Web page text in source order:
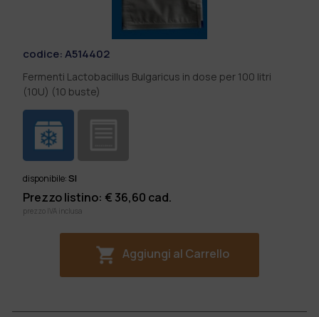
codice:A514402
Fermenti Lactobacillus Bulgaricus in dose per 100 litri
(10U) (10 buste)
disponibile:SI
Prezzo listino: € 36,60 cad.
prezzo IVA inclusa
Aggiungi al Carrello